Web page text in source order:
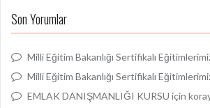
Son Yorumlar
Milli Eğitim Bakanlığı Sertifikalı
Milli Eğitim Bakanlığı Sertifikalı
EMLAK DANIŞMANLIĞI KURSU için